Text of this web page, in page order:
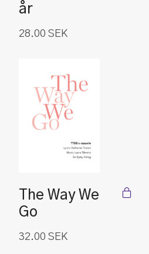
år
28.00 SEK
The Way We
Go
32.00 SEK